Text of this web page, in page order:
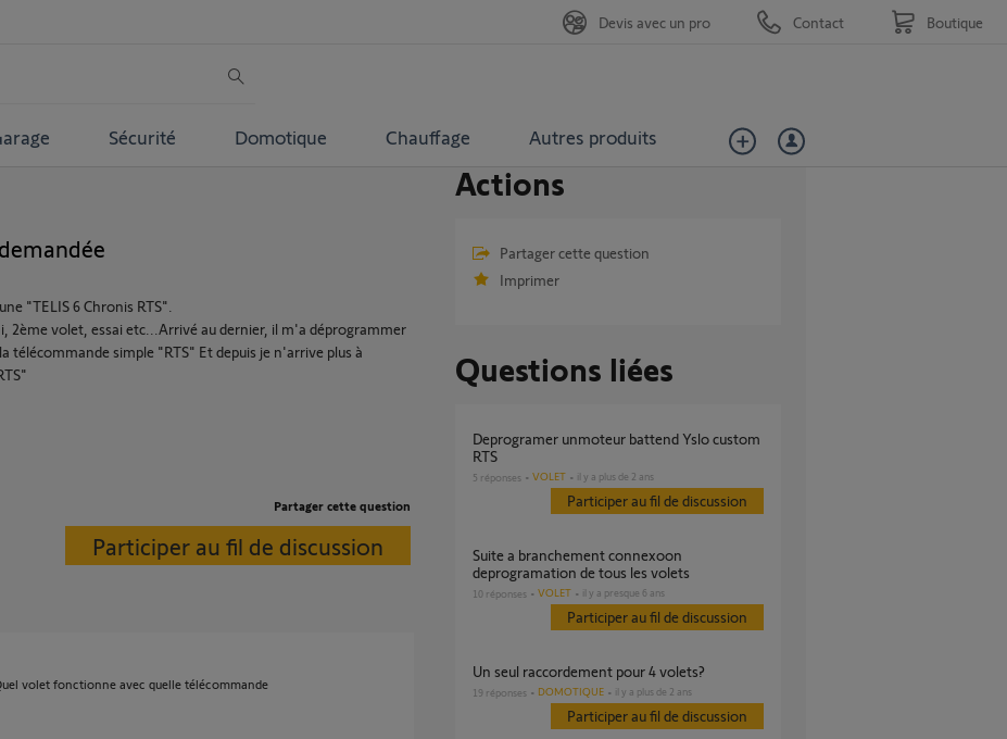
Sécurité Domotique Chauffage Autres produits
Devis avec un pro Contact Boutique
"TELIS 6 Chronis RTS".
2ème volet, essai etc...Arrivé au dernier, il m'a déprogrammer
télécommande simple "RTS" Et depuis je n'arrive plus à
Partager cette question
Participer au fil de discussion
volet fonctionne avec quelle télécommande
Actions
Partager cette question
Imprimer
Questions liées
deprogramer unmoteur battend Yslo custom
RTS
5 réponses VOLET il y a plus de 2 ans
Participer au fil de discussion
Suite a branchement connexoon
deprogramation de tous les volets
10 réponses VOLET il y a presque 6 ans
Participer au fil de discussion
Un seul raccordement pour 4 volets?
19 réponses DOMOTIQUE il y a plus de 2 ans
Participer au fil de discussion